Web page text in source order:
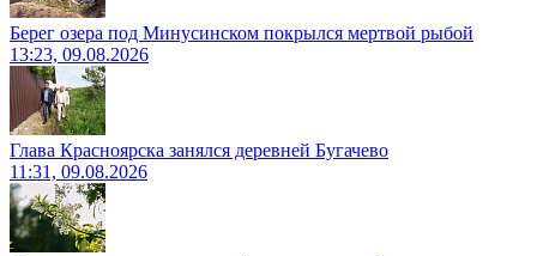
Берег озера под Минусинском покрылся мертвой рыбой
13:23, 09.08.2026
Глава Красноярска занялся деревней Бугачево
11:31, 09.08.2026